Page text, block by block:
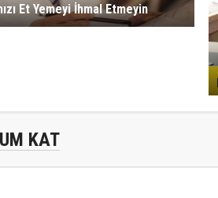
Et Yemeyi İhmal Etmeyin
KAT